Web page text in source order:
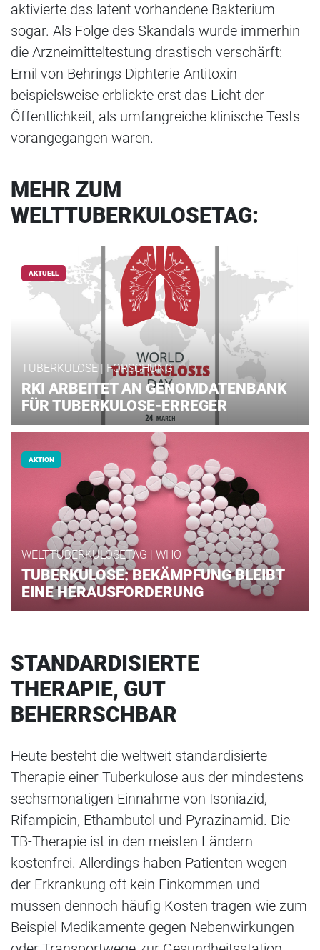
aktivierte das latent vorhandene Bakterium
sogar. Als Folge des Skandals wurde immerhin
die Arzneimitteltestung drastisch verschärft:
Emil von Behrings Diphterie-Antitoxin
beispielsweise erblickte erst das Licht der
Öffentlichkeit, als umfangreiche klinische Tests
vorangegangen waren.
MEHR ZUM
WELTTUBERKULOSETAG:
AKTUELL
TUBERKULOSE | FORSCHUNG
RKI ARBEITET AN GENOMDATENBANK
FÜR TUBERKULOSE-ERREGER
AKTION
WELTTUBERKULOSETAG | WHO
TUBERKULOSE: BEKÄMPFUNG BLEIBT
EINE HERAUSFORDERUNG
STANDARDISIERTE
THERAPIE, GUT
BEHERRSCHBAR
Heute besteht die weltweit standardisierte
Therapie einer Tuberkulose aus der mindestens
sechsmonatigen Einnahme von Isoniazid,
Rifampicin, Ethambutol und Pyrazinamid. Die
TB-Therapie ist in den meisten Ländern
kostenfrei. Allerdings haben Patienten wegen
der Erkrankung oft kein Einkommen und
müssen dennoch häufig Kosten tragen wie zum
Beispiel Medikamente gegen Nebenwirkungen